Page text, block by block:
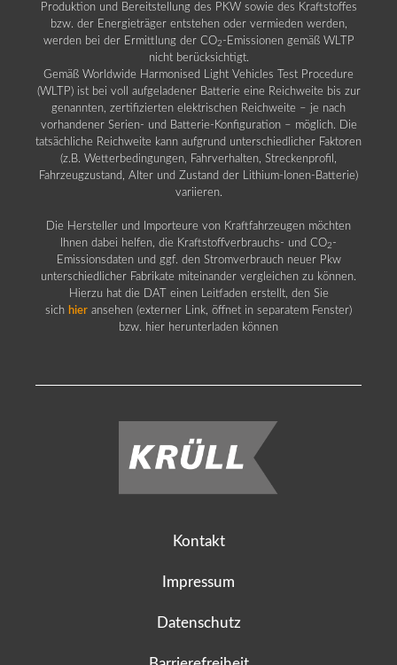
Produktion und Bereitstellung des PKW sowie des Kraftstoffes
bzw. der Energieträger entstehen oder vermieden werden,
werden bei der Ermittlung der CO2 -Emissionen gemäß WLTP
nicht berücksichtigt.
Gemäß Worldwide Harmonised Light Vehicles Test Procedure
(WLTP) ist bei voll aufgeladener Batterie eine Reichweite bis zur
genannten, zertifizierten elektrischen Reichweite – je nach
vorhandener Serien- und Batterie-Konfiguration – möglich. Die
tatsächliche Reichweite kann aufgrund unterschiedlicher Faktoren
(z.B. Wetterbedingungen, Fahrverhalten, Streckenprofil,
Fahrzeugzustand, Alter und Zustand der Lithium-Ionen-Batterie)
variieren.
Die Hersteller und Importeure von Kraftfahrzeugen möchten
Ihnen dabei helfen, die Kraftstoffverbrauchs- und CO2 -
Emissionsdaten und ggf. den Stromverbrauch neuer Pkw
unterschiedlicher Fabrikate miteinander vergleichen zu können.
Hierzu hat die DAT einen Leitfaden erstellt, den Sie
sich hier ansehen (externer Link, öffnet in separatem Fenster)
bzw. hier herunterladen können
Kontakt
Impressum
Datenschutz